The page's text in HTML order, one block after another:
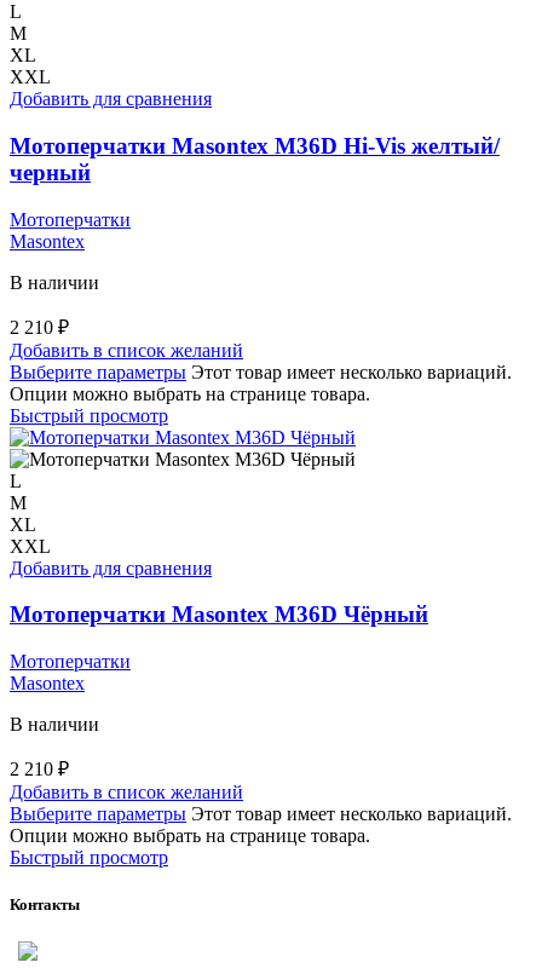
L
M
XL
XXL
Добавить для сравнения
Мотоперчатки Masontex M36D Hi-Vis желтый/
черный
Мотоперчатки
Masontex
В наличии
2 210 ₽
Добавить в список желаний
Выберите параметры Этот товар имеет несколько вариаций.
Опции можно выбрать на странице товара.
Быстрый просмотр
L
M
XL
XXL
Добавить для сравнения
Мотоперчатки Masontex M36D Чёрный
Мотоперчатки
Masontex
В наличии
2 210 ₽
Добавить в список желаний
Выберите параметры Этот товар имеет несколько вариаций.
Опции можно выбрать на странице товара.
Быстрый просмотр
Контакты